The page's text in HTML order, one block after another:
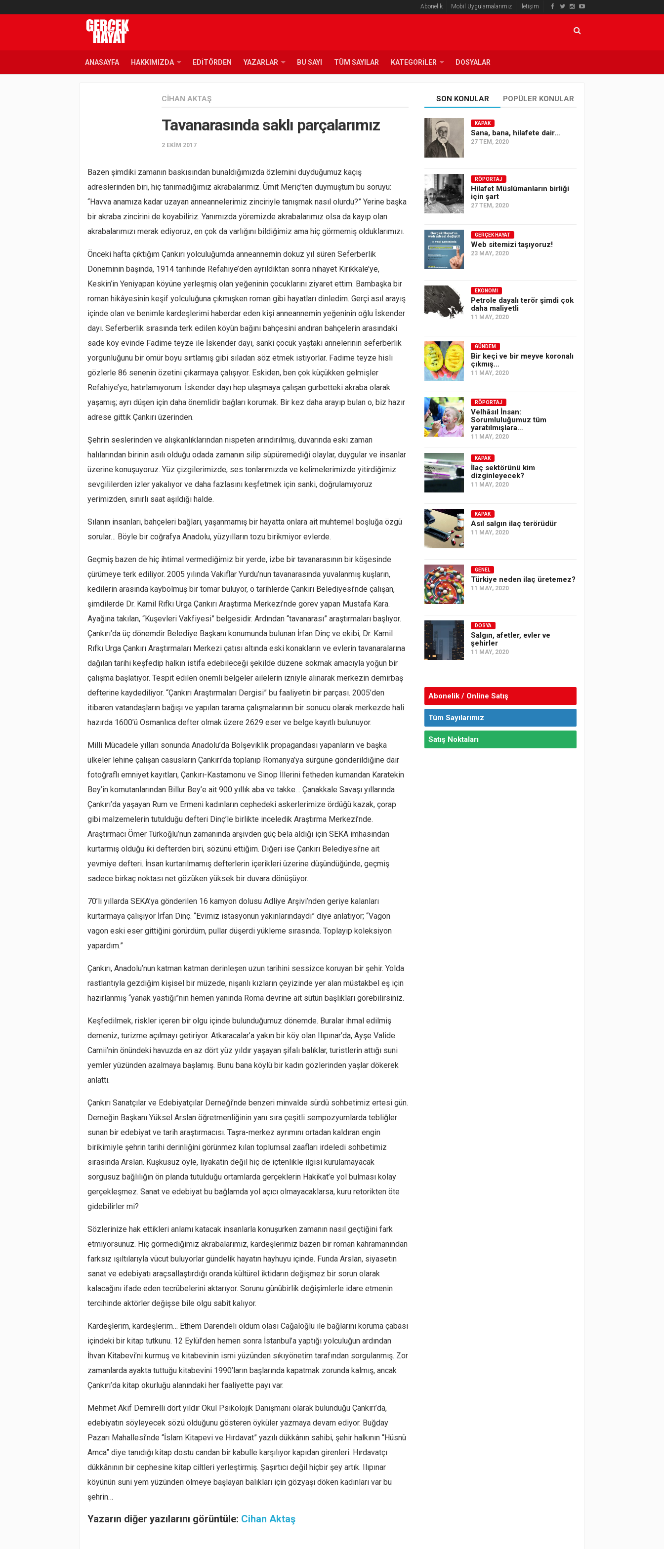
Abonelik Mobil Uygulamalarımız İletişim
ANASAYFA HAKKIMIZDA EDITÖRDEN YAZARLAR BU SAYI TÜM SAYILAR KATEGORILER DOSYALAR
CIHAN AKTAŞ
Tavanarasında saklı parçalarımız
2 EKIM 2017
Bazen şimdiki zamanın baskısından bunaldığımızda özlemini duyduğumuz kaçış
adreslerinden biri, hiç tanımadığımız akrabalarımız. Ümit Meriç’ten duymuştum bu soruyu:
“Havva anamıza kadar uzayan anneannelerimiz zinciriyle tanışmak nasıl olurdu?” Yerine başka
bir akraba zincirini de koyabiliriz. Yanımızda yöremizde akrabalarımız olsa da kayıp olan
akrabalarımızı merak ediyoruz, en çok da varlığını bildiğimiz ama hiç görmemiş olduklarımızı.
Önceki hafta çıktığım Çankırı yolculuğumda anneannemin dokuz yıl süren Seferberlik
Döneminin başında, 1914 tarihinde Refahiye’den ayrıldıktan sonra nihayet Kırıkkale’ye,
Keskin’in Yeniyapan köyüne yerleşmiş olan yeğeninin çocuklarını ziyaret ettim. Bambaşka bir
roman hikâyesinin keşif yolculuğuna çıkmışken roman gibi hayatları dinledim. Gerçi asıl arayış
içinde olan ve benimle kardeşlerimi haberdar eden kişi anneannemin yeğeninin oğlu İskender
dayı. Seferberlik sırasında terk edilen köyün bağını bahçesini andıran bahçelerin arasındaki
sade köy evinde Fadime teyze ile İskender dayı, sanki çocuk yaştaki annelerinin seferberlik
yorgunluğunu bir ömür boyu sırtlamış gibi sıladan söz etmek istiyorlar. Fadime teyze hisli
gözlerle 86 senenin özetini çıkarmaya çalışıyor. Eskiden, ben çok küçükken gelmişler
Refahiye’ye; hatırlamıyorum. İskender dayı hep ulaşmaya çalışan gurbetteki akraba olarak
yaşamış; ayrı düşen için daha önemlidir bağları korumak. Bir kez daha arayıp bulan o, biz hazır
adrese gittik Çankırı üzerinden.
Şehrin seslerinden ve alışkanlıklarından nispeten arındırılmış, duvarında eski zaman
halılarından birinin asılı olduğu odada zamanın silip süpüremediği olaylar, duygular ve insanlar
üzerine konuşuyoruz. Yüz çizgilerimizde, ses tonlarımızda ve kelimelerimizde yitirdiğimiz
sevgililerden izler yakalıyor ve daha fazlasını keşfetmek için sanki, doğrulamıyoruz
yerimizden, sınırlı saat aşıldığı halde.
Sılanın insanları, bahçeleri bağları, yaşanmamış bir hayatta onlara ait muhtemel boşluğa özgü
sorular… Böyle bir coğrafya Anadolu, yüzyılların tozu birikmiyor evlerde.
Geçmiş bazen de hiç ihtimal vermediğimiz bir yerde, izbe bir tavanarasının bir köşesinde
çürümeye terk ediliyor. 2005 yılında Vakıflar Yurdu’nun tavanarasında yuvalanmış kuşların,
kedilerin arasında kaybolmuş bir tomar buluyor, o tarihlerde Çankırı Belediyesi’nde çalışan,
şimdilerde Dr. Kamil Rıfkı Urga Çankırı Araştırma Merkezi’nde görev yapan Mustafa Kara.
Ayağına takılan, “Kuşevleri Vakfiyesi” belgesidir. Ardından “tavanarası” araştırmaları başlıyor.
Çankırı’da üç dönemdir Belediye Başkanı konumunda bulunan İrfan Dinç ve ekibi, Dr. Kamil
Rıfkı Urga Çankırı Araştırmaları Merkezi çatısı altında eski konakların ve evlerin tavanaralarına
dağılan tarihi keşfedip halkın istifa edebileceği şekilde düzene sokmak amacıyla yoğun bir
çalışma başlatıyor. Tespit edilen önemli belgeler ailelerin izniyle alınarak merkezin demirbaş
defterine kaydediliyor. “Çankırı Araştırmaları Dergisi” bu faaliyetin bir parçası. 2005’den
itibaren vatandaşların bağışı ve yapılan tarama çalışmalarının bir sonucu olarak merkezde hali
hazırda 1600’ü Osmanlıca defter olmak üzere 2629 eser ve belge kayıtlı bulunuyor.
Milli Mücadele yılları sonunda Anadolu’da Bolşeviklik propagandası yapanların ve başka
ülkeler lehine çalışan casusların Çankırı’da toplanıp Romanya’ya sürgüne gönderildiğine dair
fotoğraflı emniyet kayıtları, Çankırı-Kastamonu ve Sinop İllerini fetheden kumandan Karatekin
Bey’in komutanlarından Billur Bey’e ait 900 yıllık aba ve takke… Çanakkale Savaşı yıllarında
Çankırı’da yaşayan Rum ve Ermeni kadınların cephedeki askerlerimize ördüğü kazak, çorap
gibi malzemelerin tutulduğu defteri Dinç’le birlikte inceledik Araştırma Merkezi’nde.
Araştırmacı Ömer Türkoğlu’nun zamanında arşivden güç bela aldığı için SEKA imhasından
kurtarmış olduğu iki defterden biri, sözünü ettiğim. Diğeri ise Çankırı Belediyesi’ne ait
yevmiye defteri. İnsan kurtarılmamış defterlerin içerikleri üzerine düşündüğünde, geçmiş
sadece birkaç noktası net gözüken yüksek bir duvara dönüşüyor.
70’li yıllarda SEKA’ya gönderilen 16 kamyon dolusu Adliye Arşivi’nden geriye kalanları
kurtarmaya çalışıyor İrfan Dinç. “Evimiz istasyonun yakınlarındaydı” diye anlatıyor; “Vagon
vagon eski eser gittiğini görürdüm, pullar düşerdi yükleme sırasında. Toplayıp koleksiyon
yapardım.”
Çankırı, Anadolu’nun katman katman derinleşen uzun tarihini sessizce koruyan bir şehir. Yolda
rastlantıyla gezdiğim kişisel bir müzede, nişanlı kızların çeyizinde yer alan müstakbel eş için
hazırlanmış “yanak yastığı”nın hemen yanında Roma devrine ait sütün başlıkları görebilirsiniz.
Keşfedilmek, riskler içeren bir olgu içinde bulunduğumuz dönemde. Buralar ihmal edilmiş
demeniz, turizme açılmayı getiriyor. Atkaracalar’a yakın bir köy olan Ilıpınar’da, Ayşe Valide
Camii’nin önündeki havuzda en az dört yüz yıldır yaşayan şifalı balıklar, turistlerin attığı suni
yemler yüzünden azalmaya başlamış. Bunu bana köylü bir kadın gözlerinden yaşlar dökerek
anlattı.
Çankırı Sanatçılar ve Edebiyatçılar Derneği’nde benzeri minvalde sürdü sohbetimiz ertesi gün.
Derneğin Başkanı Yüksel Arslan öğretmenliğinin yanı sıra çeşitli sempozyumlarda tebliğler
sunan bir edebiyat ve tarih araştırmacısı. Taşra-merkez ayrımını ortadan kaldıran engin
birikimiyle şehrin tarihi derinliğini görünmez kılan toplumsal zaafları irdeledi sohbetimiz
sırasında Arslan. Kuşkusuz öyle, liyakatin değil hiç de içtenlikle ilgisi kurulamayacak
sorgusuz bağlılığın ön planda tutulduğu ortamlarda gerçeklerin Hakikat’e yol bulması kolay
gerçekleşmez. Sanat ve edebiyat bu bağlamda yol açıcı olmayacaklarsa, kuru retorikten öte
gidebilirler mi?
Sözlerinize hak ettikleri anlamı katacak insanlarla konuşurken zamanın nasıl geçtiğini fark
etmiyorsunuz. Hiç görmediğimiz akrabalarımız, kardeşlerimiz bazen bir roman kahramanından
farksız ışıltılarıyla vücut buluyorlar gündelik hayatın hayhuyu içinde. Funda Arslan, siyasetin
sanat ve edebiyatı araçsallaştırdığı oranda kültürel iktidarın değişmez bir sorun olarak
kalacağını ifade eden tecrübelerini aktarıyor. Sorunu günübirlik değişimlerle idare etmenin
tercihinde aktörler değişse bile olgu sabit kalıyor.
Kardeşlerim, kardeşlerim… Ethem Darendeli oldum olası Cağaloğlu ile bağlarını koruma çabası
içindeki bir kitap tutkunu. 12 Eylül’den hemen sonra İstanbul’a yaptığı yolculuğun ardından
İhvan Kitabevi’ni kurmuş ve kitabevinin ismi yüzünden sıkıyönetim tarafından sorgulanmış. Zor
zamanlarda ayakta tuttuğu kitabevini 1990’ların başlarında kapatmak zorunda kalmış, ancak
Çankırı’da kitap okurluğu alanındaki her faaliyette payı var.
Mehmet Akif Demirelli dört yıldır Okul Psikolojik Danışmanı olarak bulunduğu Çankırı’da,
edebiyatın söyleyecek sözü olduğunu gösteren öyküler yazmaya devam ediyor. Buğday
Pazarı Mahallesi’nde “İslam Kitapevi ve Hırdavat” yazılı dükkânın sahibi, şehir halkının “Hüsnü
Amca” diye tanıdığı kitap dostu candan bir kabulle karşılıyor kapıdan girenleri. Hırdavatçı
dükkânının bir cephesine kitap ciltleri yerleştirmiş. Şaşırtıcı değil hiçbir şey artık. Ilıpınar
köyünün suni yem yüzünden ölmeye başlayan balıkları için gözyaşı döken kadınları var bu
şehrin…
Yazarın diğer yazılarını görüntüle: Cihan Aktaş
SON KONULAR POPÜLER KONULAR
KAPAK
Sana, bana, hilafete dair…
27 TEM, 2020
RÖPORTAJ
Hilafet Müslümanların birliği
için şart
27 TEM, 2020
GERÇEK HAYAT
Web sitemizi taşıyoruz!
23 MAY, 2020
EKONOMI
Petrole dayalı terör şimdi çok
daha maliyetli
11 MAY, 2020
GÜNDEM
Bir keçi ve bir meyve koronalı
çıkmış…
11 MAY, 2020
RÖPORTAJ
Velhâsıl İnsan:
Sorumluluğumuz tüm
yaratılmışlara…
11 MAY, 2020
KAPAK
İlaç sektörünü kim
dizginleyecek?
11 MAY, 2020
KAPAK
Asıl salgın ilaç terörüdür
11 MAY, 2020
GENEL
Türkiye neden ilaç üretemez?
11 MAY, 2020
DOSYA
Salgın, afetler, evler ve
şehirler
11 MAY, 2020
Abonelik / Online Satış
Tüm Sayılarımız
Satış Noktaları